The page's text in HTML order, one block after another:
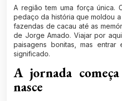
A região tem uma força única.
pedaço da história que moldou
fazendas de cacau até as
de Jorge Amado. Viajar por
paisagens bonitas, mas
significado.
A jornada
nasce